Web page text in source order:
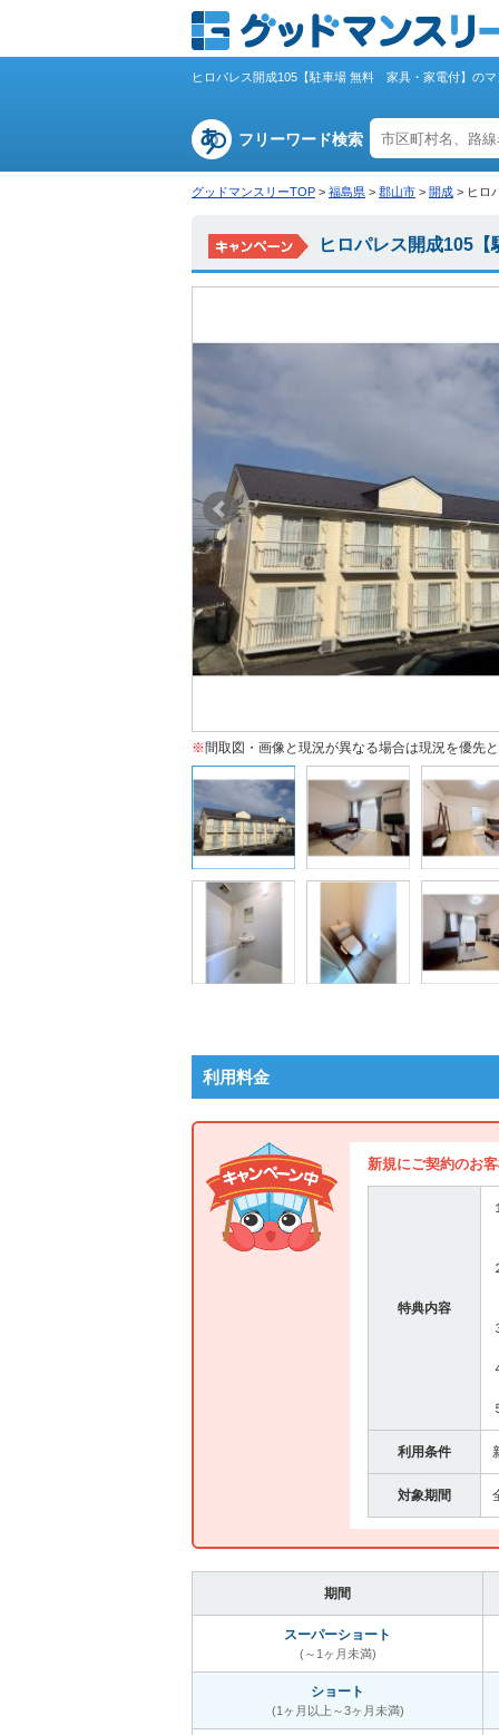
ヒロパレス開成105【駐車場 無料 家具・家電付】の
フリーワード検索
グッドマンスリーTOP > 福島県 > 郡山市 > 開成 > ヒロ
ヒロパレス開成105
※間取図・画像と現況が異なる場合は現況を優先
利用料金
新規にご契約のお
特典内容
利用条件
対象期間
期間
スーパーショート
(～1ヶ月未満)
ショート
(1ヶ月以上～3ヶ月未満)